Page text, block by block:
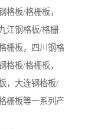
格板/格栅板，
江钢格板/格栅
栅板，四川钢格
格板/格栅板，
，大连钢格板/
栅板等一系列产